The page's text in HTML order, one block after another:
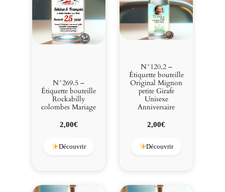
N°269.5 –
Étiquette bouteille
Rockabilly
colombes Mariage
2,00€
Découvrir
N°120.2 –
Étiquette bouteille
Original Mignon
petite Girafe
Unisexe
Anniversaire
2,00€
Découvrir